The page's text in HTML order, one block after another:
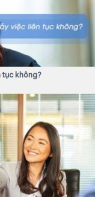
tục không?